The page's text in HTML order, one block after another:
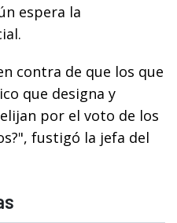
espera la
contra de que los que
que designa y
por el voto de los
fustigó la jefa del